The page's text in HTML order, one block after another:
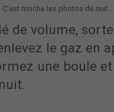
C'est moche les photos de nuit...
de volume,
le gaz en
une boule